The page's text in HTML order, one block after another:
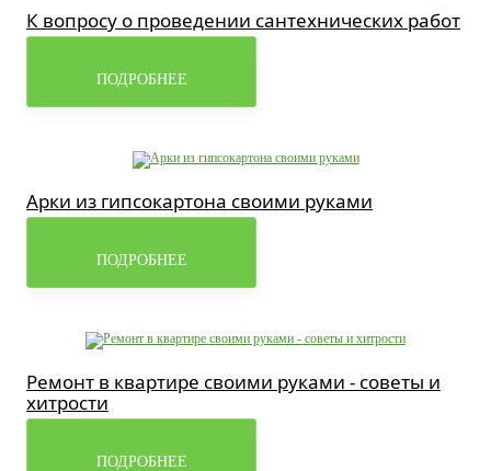
К вопросу о проведении сантехнических работ
ПОДРОБНЕЕ
Арки из гипсокартона своими руками
ПОДРОБНЕЕ
Ремонт в квартире своими руками - советы и
хитрости
ПОДРОБНЕЕ